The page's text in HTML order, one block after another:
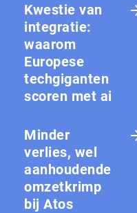
Kwestie van
integratie:
waarom
Europese
techgiganten
scoren met ai
Minder
verlies, wel
aanhoudende
omzetkrimp
bij Atos